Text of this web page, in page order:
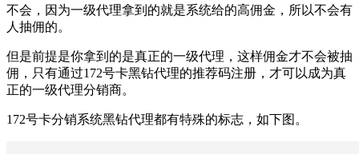
不会，因为一级代理拿到的就是系统给的高佣金，所以不会有
人抽佣的。
但是前提是你拿到的是真正的一级代理，这样佣金才不会被抽
佣，只有通过172号卡黑钻代理的推荐码注册，才可以成为真
正的一级代理分销商。
172号卡分销系统黑钻代理都有特殊的标志，如下图。